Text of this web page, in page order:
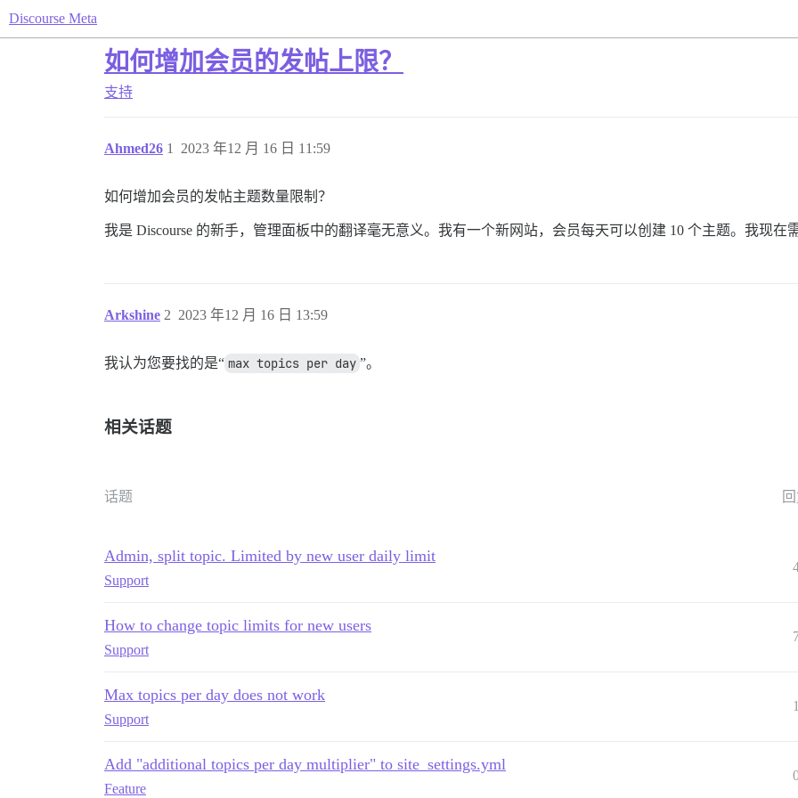
Discourse Meta
如何增加会员的发帖上限？
支持
Ahmed26 2023 年12 月 16 日 11:59
1
如何增加会员的发帖主题数量限制？
我是 Discourse 的新手，管理面板中的翻译毫无意义。我有一个新网站，会员每天可以创建 10 个主题。我现在
Arkshine 2023 年12 月 16 日 13:59
2
我认为您要找的是“ max topics per day ”。
相关话题
话题
Admin, split topic. Limited by new user daily limit
Support
How to change topic limits for new users
Support
Max topics per day does not work
Support
1
Add "additional topics per day multiplier" to site_settings.yml
Feature